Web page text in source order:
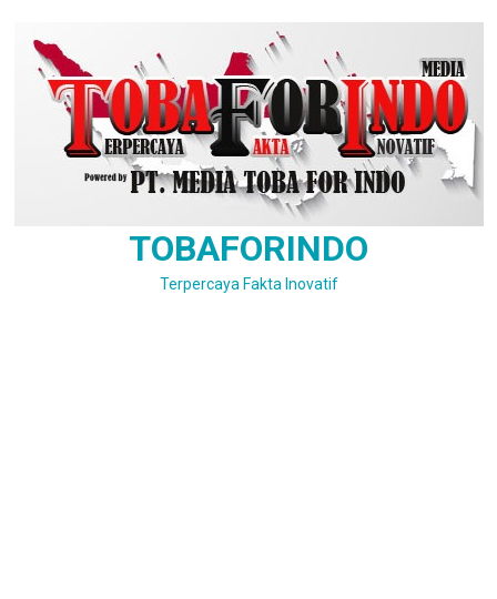
content
TOBAFORINDO
Terpercaya Fakta Inovatif